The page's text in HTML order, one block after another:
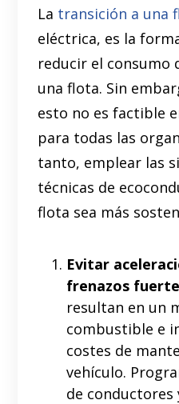
La transición a una
eléctrica, es la
reducir el consumo
una flota. Sin
esto no es factible
para todas las
tanto, emplear las
técnicas de
flota sea más
Evitar
frenazos
resultan en un
combustible e
costes de
vehículo.
de